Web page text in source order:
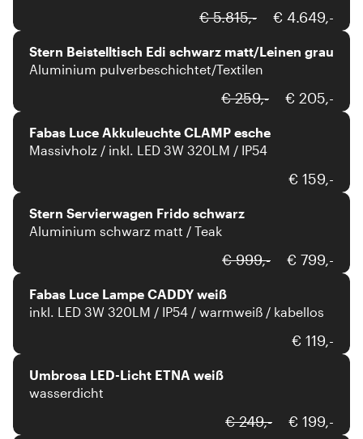
€ 5.815,- € 4.649,-
Stern
Stern Beistelltisch Edi schwarz matt/Leinen grau
Aluminium pulverbeschichtet/Textilen
€ 259,- € 205,-
Fabas Luce
Fabas Luce Akkuleuchte CLAMP esche
Massivholz / inkl. LED 3W 320LM / IP54
€ 159,-
Stern
Stern Servierwagen Frido schwarz
Aluminium schwarz matt / Teak
€ 999,- € 799,-
Fabas Luce
Fabas Luce Lampe CADDY weiß
inkl. LED 3W 320LM / IP54 / warmweiß / kabellos
€ 119,-
Umbrosa
Umbrosa LED-Licht ETNA weiß
wasserdicht
€ 249,- € 199,-
Remember